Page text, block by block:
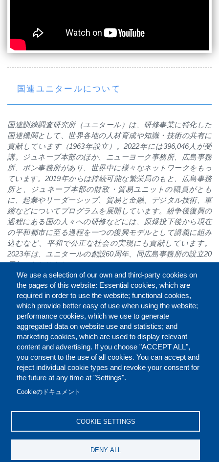
国連ユニタールについて
国連訓練調査研究所（ユニタール）は、研修事業に特化した
国連機関として、世界各地の人材育成や知識・技術の共有に
貢献しています（1963年設立）。2022年には396,046人が受
講。ジュネーブ本部のほか、ニューヨーク事務所、広島事務
所、ボン事務所があり、世界中に様々なネットワークをもっ
ています。2019年からは持続可能な繁栄局のもと、広島事務
所と、ジュネーブ本部の財政・貿易ユニットの職員がとも
に、起業やリーダーシップ、貿易と金融、デジタル技術、軍
縮などについてプログラムを展開しています。紛争後復興の
過程にある国の人々への研修などには、原爆投下後から現在
の平和都市に至る過程を一つの復興モデルとして講義に組み
込むなど、平和で公正な社会の実現にも貢献しています。
2023年は、ユニタールの創設60周年、同広島事務所の設立20
周年にあたります。
日本での公的な支援組織として、2019年に一般社団法人「国
連ユニタール協会」が設立され、国連ユニタールの広報・啓
発活動に協力しています。
シェアする
We use a selection of our own and third-party cookies on
the pages of this website: Essential cookies, which are
required in order to use the website; functional cookies,
which provide better easy of use when using the website;
performance cookies, which we use to generate
aggregated data on website use and statistics; and
marketing cookies, which are used to display relevant
content and advertising. If you choose "ACCEPT ALL",
you consent to the use of all cookies. You can accept and
reject individual cookie types and revoke your consent for
the future at any time at "Settings".
Cookieのドキュメント
COOKIE SETTINGS
DENY ALL
FOOTER
お問い合わせ（英語） ご利用規定（英語）
REPORT MISCONDUCT